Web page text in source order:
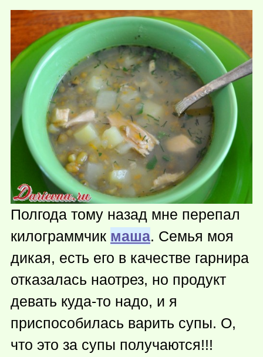
Полгода тому назад мне перепал
килограммчик маша. Семья моя
дикая, есть его в качестве гарнира
отказалась наотрез, но продукт
девать куда-то надо, и я
приспособилась варить супы. О,
что это за супы получаются!!!